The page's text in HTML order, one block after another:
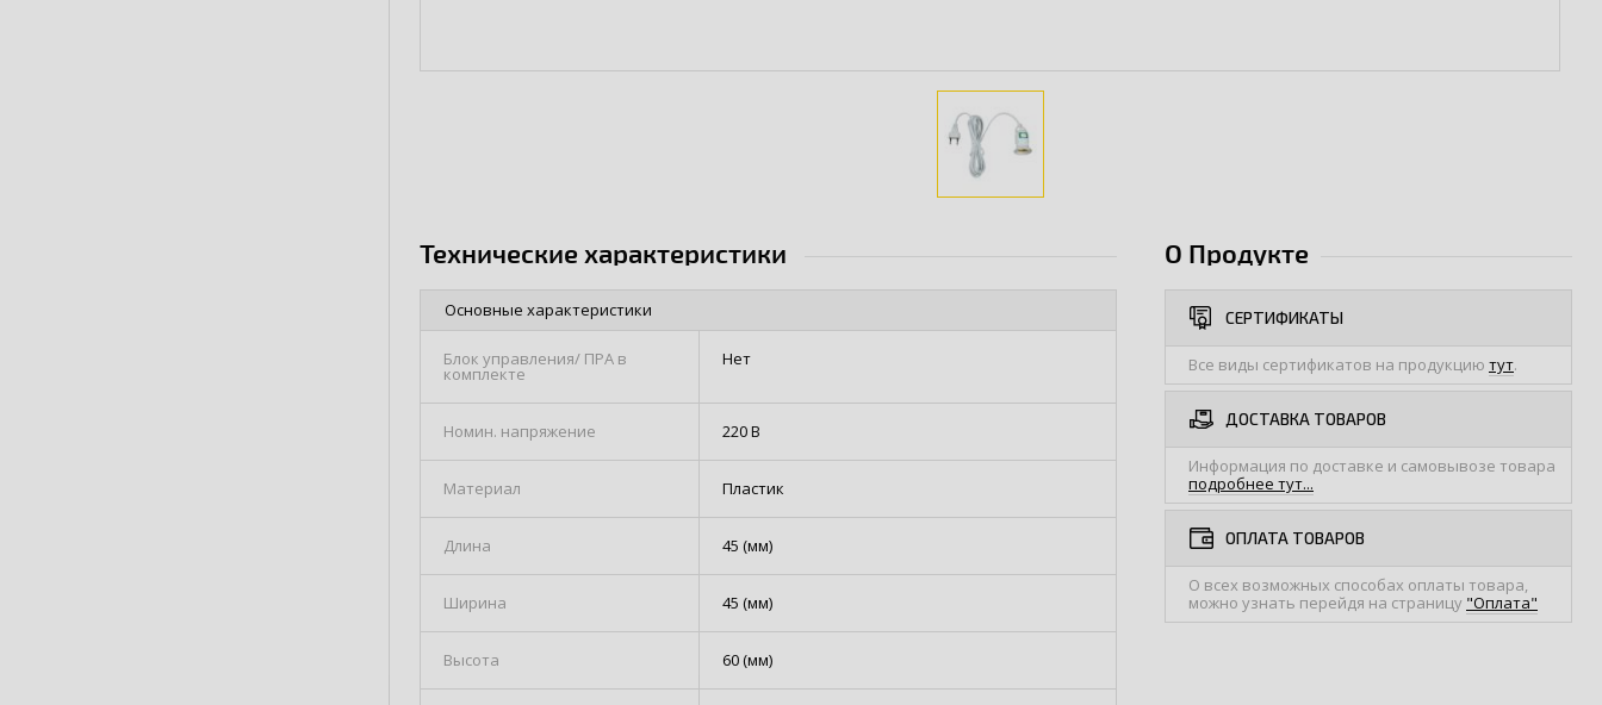
Технические характеристики
Основные характеристики
Блок управления/ ПРА в
комплекте
Нет
Номин. напряжение 220 В
Материал Пластик
Длина 45 (мм)
Ширина 45 (мм)
Высота 60 (мм)
О Продукте
СЕРТИФИКАТЫ
Все виды сертификатов на продукцию тут.
ДОСТАВКА ТОВАРОВ
Информация по доставке и самовывозе товара
подробнее тут...
ОПЛАТА ТОВАРОВ
О всех возможных способах оплаты товара,
можно узнать перейдя на страницу "Оплата"